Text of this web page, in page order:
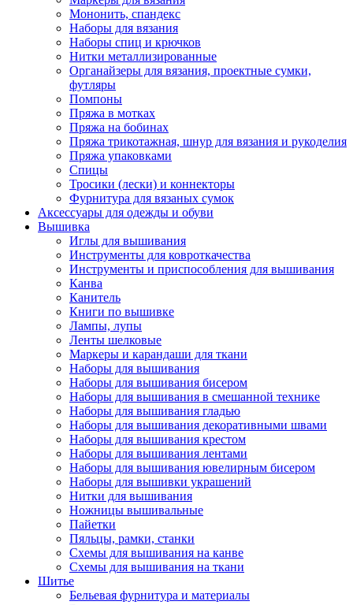
Мононить, спандекс
Наборы для вязания
Наборы спиц и крючков
Нитки металлизированные
Органайзеры для вязания, проектные сумки,
футляры
Помпоны
Пряжа в мотках
Пряжа на бобинах
Пряжа трикотажная, шнур для вязания и рукоделия
Пряжа упаковками
Спицы
Тросики (лески) и коннекторы
Фурнитура для вязаных сумок
Аксессуары для одежды и обуви
Вышивка
Иглы для вышивания
Инструменты для ковроткачества
Инструменты и приспособления для вышивания
Канва
Канитель
Книги по вышивке
Лампы, лупы
Ленты шелковые
Маркеры и карандаши для ткани
Наборы для вышивания
Наборы для вышивания бисером
Наборы для вышивания в смешанной технике
Наборы для вышивания гладью
Наборы для вышивания декоративными швами
Наборы для вышивания крестом
Наборы для вышивания лентами
Наборы для вышивания ювелирным бисером
Наборы для вышивки украшений
Нитки для вышивания
Ножницы вышивальные
Пайетки
Пяльцы, рамки, станки
Схемы для вышивания на канве
Схемы для вышивания на ткани
Шитье
Бельевая фурнитура и материалы